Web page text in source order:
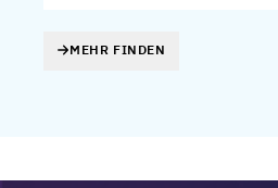
MEHR FINDEN